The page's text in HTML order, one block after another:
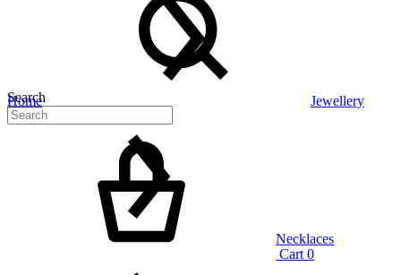
Search
Cart 0
Home Jewellery
Necklaces